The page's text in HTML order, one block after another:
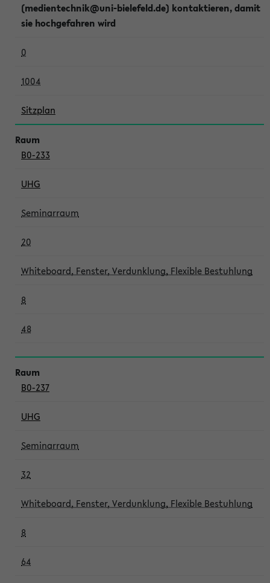
(medientechnik@uni-bielefeld.de) kontaktieren, damit
sie hochgefahren wird
0
1004
Sitzplan
B0-233
UHG
Seminarraum
20
Whiteboard, Fenster, Verdunklung, Flexible Bestuhlung
8
48
B0-237
UHG
Seminarraum
32
Whiteboard, Fenster, Verdunklung, Flexible Bestuhlung
8
64